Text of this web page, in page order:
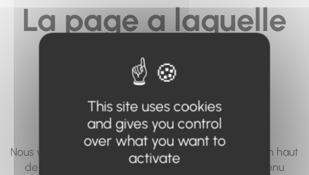
La page a laquelle
vous cherchez à
accéder n'existe
pas... ou plus.
Nous vous invitons à utiliser le moteur de recherche en haut
de page, ou à utiliser le menu pour trouver le contenu
This site uses cookies
and gives you control
over what you want to
activate